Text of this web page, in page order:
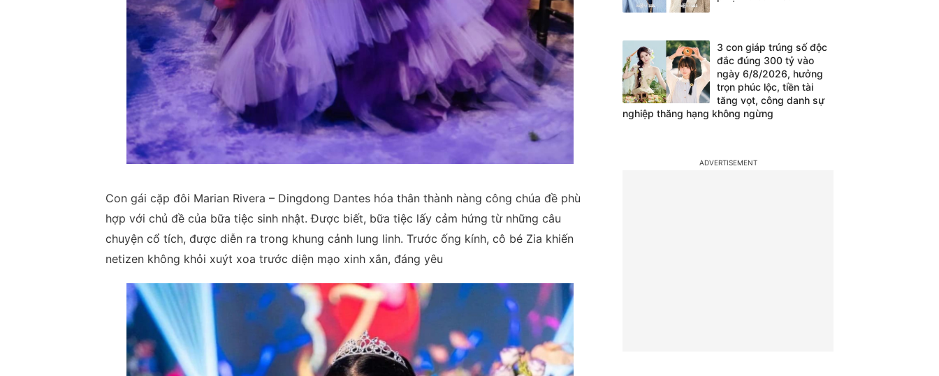
Con gái cặp đôi Marian Rivera – Dingdong Dantes hóa thân thành nàng công chúa đề phù
hợp với chủ đề của bữa tiệc sinh nhật. Được biết, bữa tiệc lấy cảm hứng từ những câu
chuyện cổ tích, được diễn ra trong khung cảnh lung linh. Trước ống kính, cô bé Zia khiến
netizen không khỏi xuýt xoa trước diện mạo xinh xắn, đáng yêu
3 con giáp trúng số độc
đắc đúng 300 tỷ vào
ngày 6/8/2026, hưởng
trọn phúc lộc, tiền tài
tăng vọt, công danh sự
nghiệp thăng hạng không ngừng